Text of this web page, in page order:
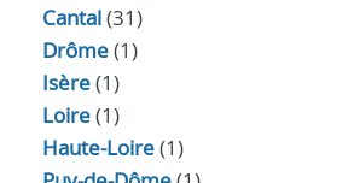
Cantal(31)
Drôme(1)
Isère(1)
Loire(1)
Haute-Loire(1)